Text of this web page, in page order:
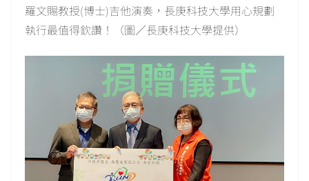
羅文賜教授(博士)吉他演奏，長庚科技大學用心規劃
執行最值得欽讚！（圖／長庚科技大學提供）